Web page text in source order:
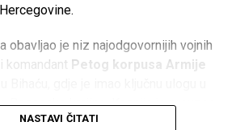
obavljao je niz najodgovornijih vojnih
komandant Petog korpusa Armije
Bosanske krajine. Kasnije je preuzeo
korpusom Armije RBiH
NASTAVI ČITATI